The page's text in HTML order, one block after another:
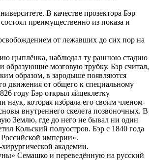
В качестве прозектора Бэр
преимущественно из показа и
от лежавших до сих пор на
цыплёнка, наблюдал ту раннюю стадию
образующие мозговую трубку. Бэр считал,
образом, в зародыше появляются
движения от общего к специальному
году Бэр открыл яйцеклетку
которая избрала его своим членом-
внутреннего скелета позвоночных. В
Землю, где до него не бывал ни один
Кольский полуостров. Бэр с 1840 года
империи».
академии.
Семашко и переведённую на русский